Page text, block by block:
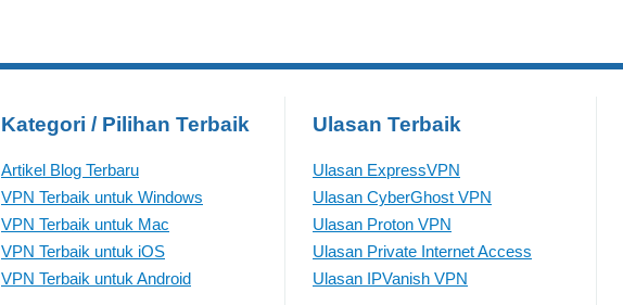
Kategori / Pilihan Terbaik
Artikel Blog Terbaru
VPN Terbaik untuk Windows
VPN Terbaik untuk Mac
VPN Terbaik untuk iOS
VPN Terbaik untuk Android
Ulasan Terbaik
Ulasan ExpressVPN
Ulasan CyberGhost VPN
Ulasan Proton VPN
Ulasan Private Internet Access
Ulasan IPVanish VPN